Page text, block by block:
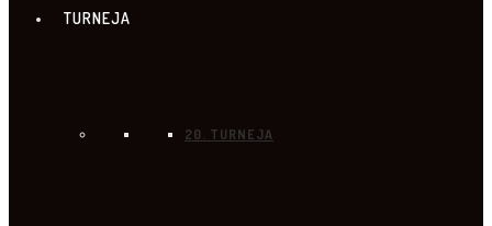
TURNEJA
20. TURNEJA